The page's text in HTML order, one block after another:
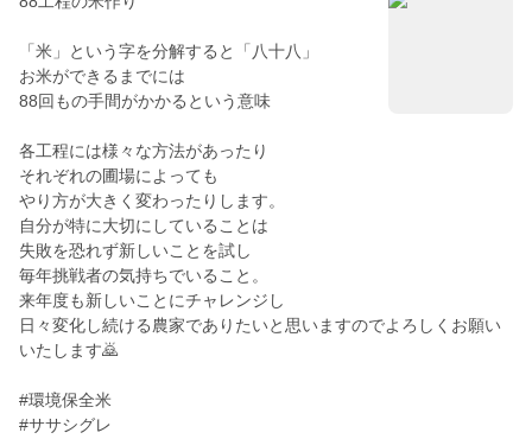
「米」という字を分解すると「八十八」
お米ができるまでには
88回もの手間がかかるという意味
各工程には様々な方法があったり
それぞれの圃場によっても
やり方が大きく変わったりします。
自分が特に大切にしていることは
失敗を恐れず新しいことを試し
毎年挑戦者の気持ちでいること。
来年度も新しいことにチャレンジし
日々変化し続ける農家でありたいと思いますのでよろしくお願い
いたします🙇
#環境保全米
#ササシグレ